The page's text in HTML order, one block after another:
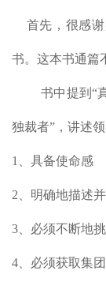
首先，很感谢
书。这本书通篇
书中提到“
独裁者”，讲述
1、具备使命感
2、明确地描述
3、必须不断地
4、必须获取集